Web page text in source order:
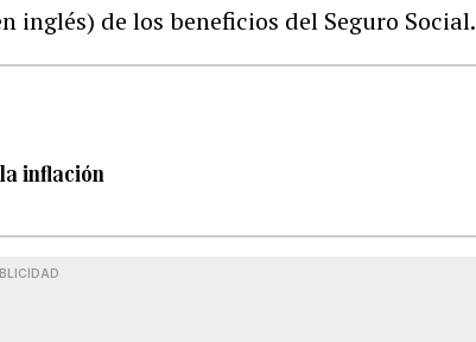
inglés) de los beneficios del Seguro Social.
inflación